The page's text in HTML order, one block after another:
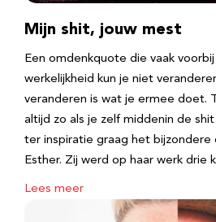
Mijn shit, jouw mest
Een omdenkquote die vaak
werkelijkheid kun je niet
veranderen is wat je ermee doet.
altijd zo als je zelf middenin de
ter inspiratie graag het bijzondere
Esther. Zij werd op haar werk drie
Lees meer